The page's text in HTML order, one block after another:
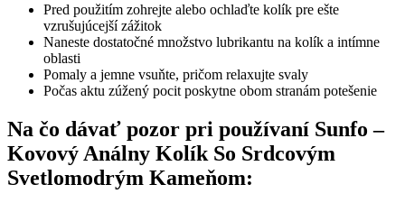
Pred použitím zohrejte alebo ochlaďte kolík pre ešte
vzrušujúcejší zážitok
Naneste dostatočné množstvo lubrikantu na kolík a intímne
oblasti
Pomaly a jemne vsuňte, pričom relaxujte svaly
Počas aktu zúžený pocit poskytne obom stranám potešenie
Na čo dávať pozor pri používaní Sunfo –
Kovový Análny Kolík So Srdcovým
Svetlomodrým Kameňom: